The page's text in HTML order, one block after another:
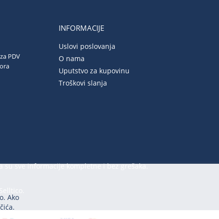
PDV
INFORMACIJE
Uslovi poslovanja
O nama
Uputstvo za kupovinu
Troškovi slanja
sve informacije kompletne i bez grešaka.
Ako